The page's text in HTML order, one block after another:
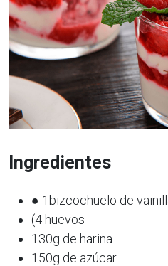
Ingredientes
● 1bizcochuelo de
(4 huevos
130g de harina
150g de azúcar